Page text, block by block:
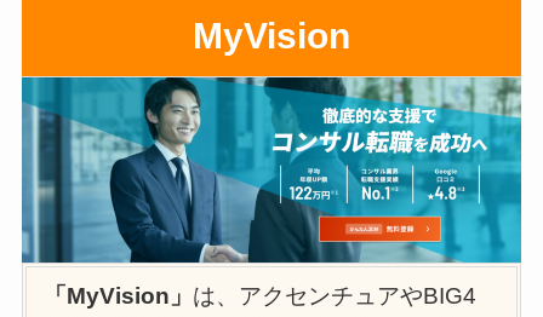
MyVision
「MyVision」 は、アクセンチュアやBIG4